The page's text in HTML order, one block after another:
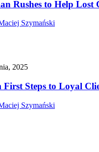
Rushes to Help
Szymański
2025
First Steps to Loyal
Szymański